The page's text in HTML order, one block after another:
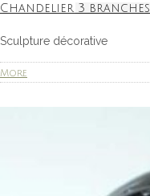
Chandelier 3 branches
Sculpture décorative
More